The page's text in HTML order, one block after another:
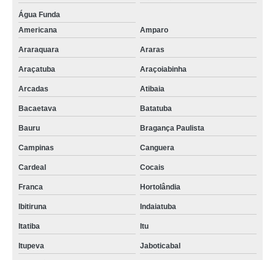
Água Funda
Americana
Amparo
Araraquara Araras
Araçatuba Araçoiabinha
Arcadas Atibaia
Bacaetava Batatuba
Bauru Bragança Paulista
Campinas Canguera
Cardeal Cocais
Franca Hortolândia
Ibitiruna Indaiatuba
Itatiba Itu
Itupeva Jaboticabal